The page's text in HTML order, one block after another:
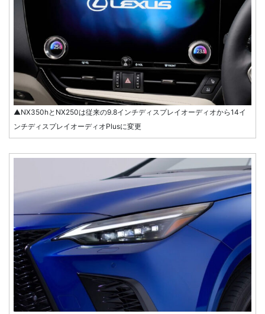
▲NX350hとNX250は従来の9.8インチディスプレイオーディオから14イ
ンチディスプレイオーディオPlusに変更